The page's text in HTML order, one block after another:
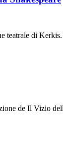
teatrale di
de Il Vizio